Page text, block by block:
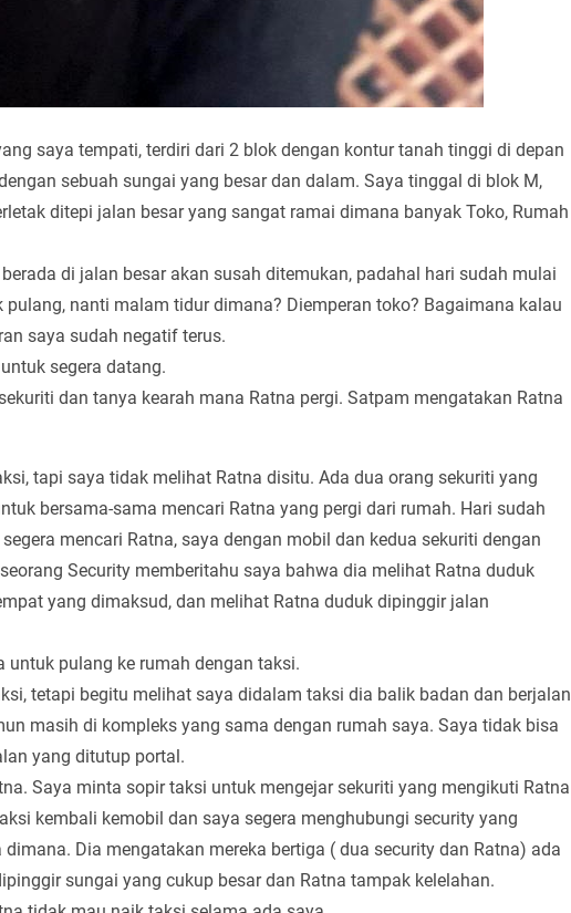
saya tempati, terdiri dari 2 blok dengan kontur tanah tinggi di depan
sebuah sungai yang besar dan dalam. Saya tinggal di blok M,
ditepi jalan besar yang sangat ramai dimana banyak Toko, Rumah
di jalan besar akan susah ditemukan, padahal hari sudah mulai
nanti malam tidur dimana? Diemperan toko? Bagaimana kalau
saya sudah negatif terus.
segera datang.
dan tanya kearah mana Ratna pergi. Satpam mengatakan Ratna
tapi saya tidak melihat Ratna disitu. Ada dua orang sekuriti yang
bersama-sama mencari Ratna yang pergi dari rumah. Hari sudah
mencari Ratna, saya dengan mobil dan kedua sekuriti dengan
Security memberitahu saya bahwa dia melihat Ratna duduk
yang dimaksud, dan melihat Ratna duduk dipinggir jalan
pulang ke rumah dengan taksi.
tetapi begitu melihat saya didalam taksi dia balik badan dan berjalan
masih di kompleks yang sama dengan rumah saya. Saya tidak bisa
yang ditutup portal.
Saya minta sopir taksi untuk mengejar sekuriti yang mengikuti Ratna
kembali kemobil dan saya segera menghubungi security yang
Dia mengatakan mereka bertiga ( dua security dan Ratna) ada
sungai yang cukup besar dan Ratna tampak kelelahan.